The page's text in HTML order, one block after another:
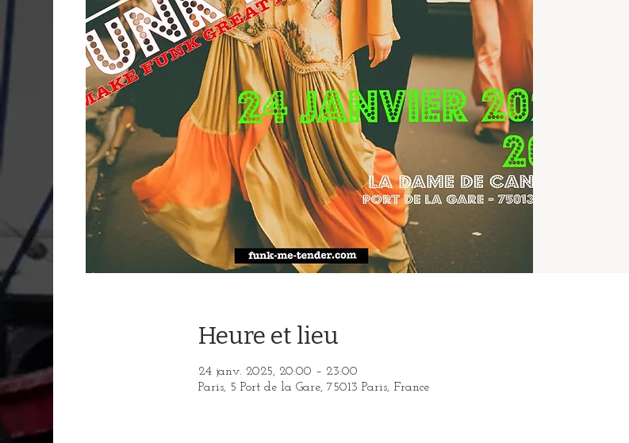
Heure et lieu
24 janv. 2025, 20:00 – 23:00
Paris, 5 Port de la Gare, 75013 Paris, France